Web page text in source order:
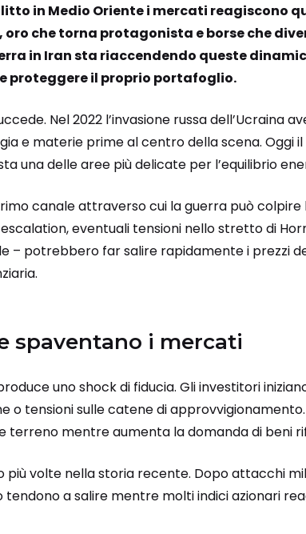
in Medio Oriente i mercati reagiscono
oro che torna protagonista e borse che
in Iran sta riaccendendo queste
proteggere il proprio portafoglio.
Nel 2022 l’invasione russa dell’Ucraina
e materie prime al centro della scena. Oggi
una delle aree più delicate per l’equilibrio
canale attraverso cui la guerra può colpire
eventuali tensioni nello stretto di
– potrebbero far salire rapidamente i prezzi
spaventano i mercati
uno shock di fiducia. Gli investitori
o tensioni sulle catene di
terreno mentre aumenta la domanda di beni
più volte nella storia recente. Dopo attacchi
a salire mentre molti indici azionari